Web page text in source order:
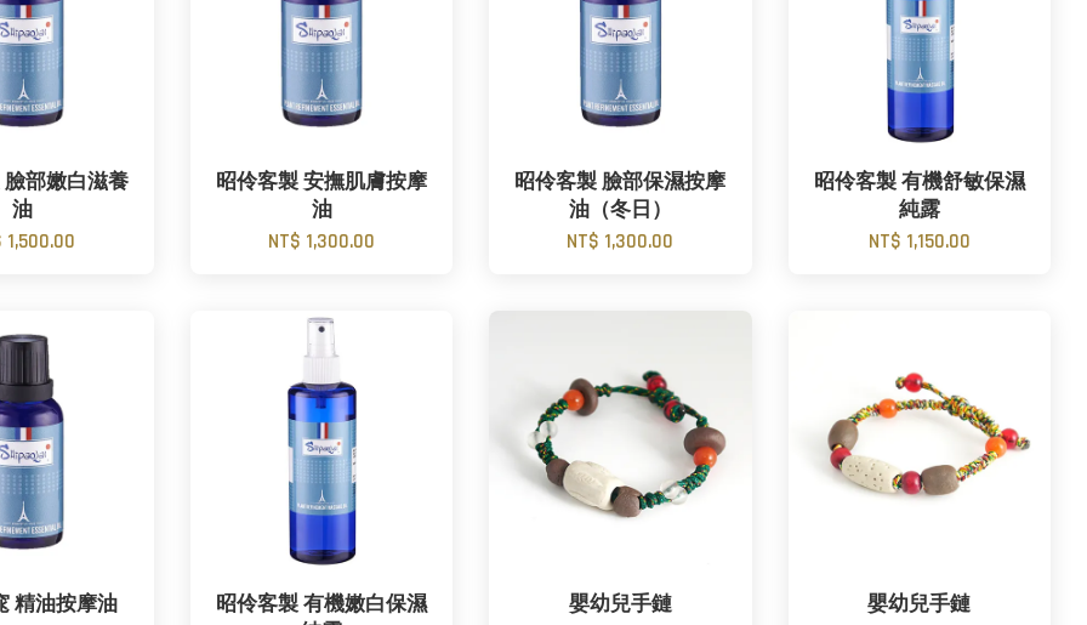
部嫩白滋養
油
1,500.00
昭伶客製 安撫肌膚按摩
油
NT$ 1,300.00
昭伶客製 臉部保濕按摩
油（冬日）
NT$ 1,300.00
昭伶客製 有機舒敏保濕
純露
NT$ 1,150.00
精油按摩油
昭伶客製 有機嫩白保濕
嬰幼兒手鏈
嬰幼兒手鏈